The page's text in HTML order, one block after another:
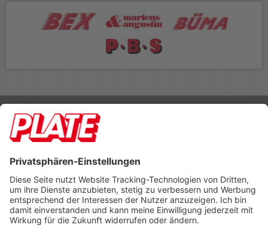
Rufen Sie uns an 04298 401-0
Lieferbedingungen Impressum
Footer anzeigen
PLATE Büromaterial Vertriebs GmbH
Hilligenwarf 5